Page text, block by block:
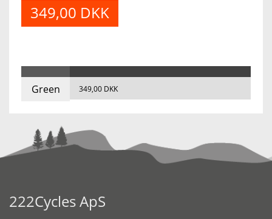
349,00 DKK
Green 349,00 DKK
222Cycles ApS